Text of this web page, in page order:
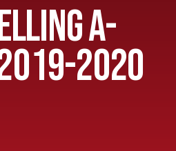
A-
2019-2020